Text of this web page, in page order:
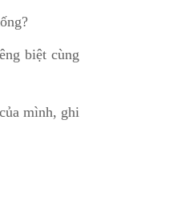
biệt cùng
mình, ghi